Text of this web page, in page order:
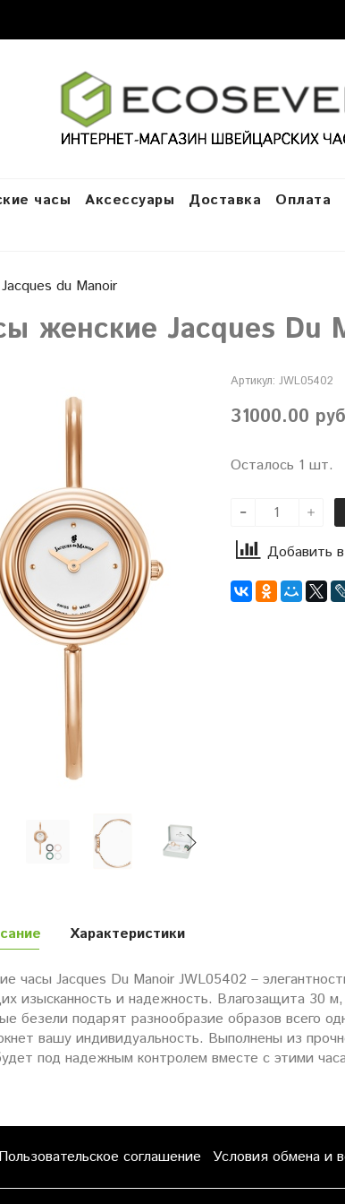
часы Аксессуары Доставка Оплата
Jacques du Manoir
женские Jacques Du
Артикул: JWL05402
31000.00 руб
Осталось 1 шт.
Добавить
часы Jacques Du Manoir JWL05402 –
изысканность и надежность. Влагозащита 30
безели подарят разнообразие образов всего
вашу индивидуальность. Выполнены из
под надежным контролем вместе с этими
Характеристики
Пользовательское соглашение Условия обмена и